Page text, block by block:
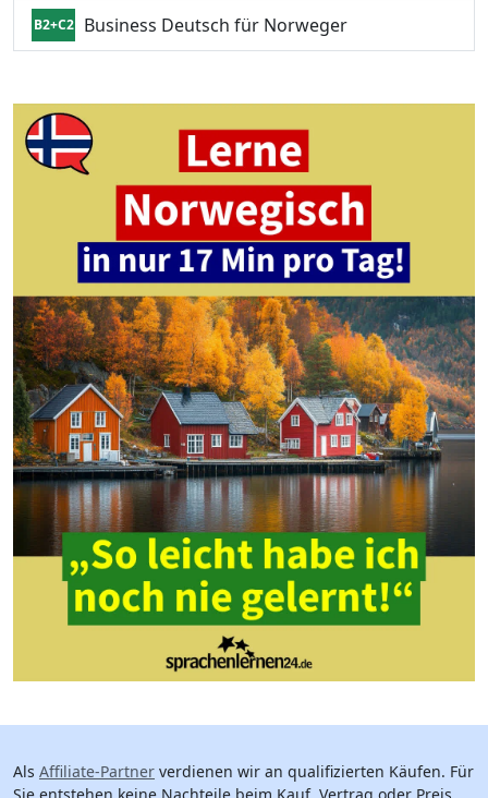
B2+C2 Business Deutsch für Norweger
Als Affiliate-Partner verdienen wir an qualifizierten Käufen. Für